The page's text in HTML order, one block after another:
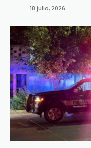
18 julio, 2026